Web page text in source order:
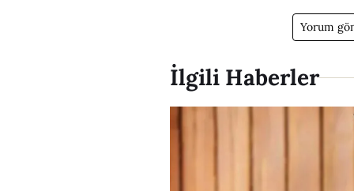
İlgili Haberler